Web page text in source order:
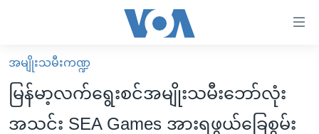
လွယ်ကူ
စေ
မူလစာမျက်နှာ
မြန်မာ
ကမ္ဘာ့သတင်းများ
အမျိုးသမီးကဏ္ဍ
မြန်မာ့လက်ရွေးစင်အမျိုးသမီးဘော်လုံး
အသင်း SEA Games အားရဖွယ်ခြေစွမ်း